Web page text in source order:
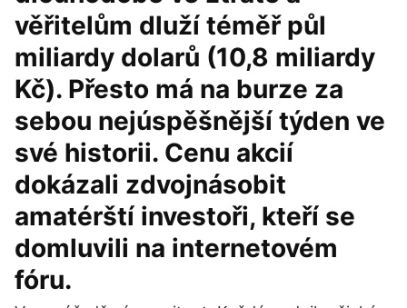
věřitelům dluží téměř půl
miliardy dolarů (10,8 miliardy
Kč). Přesto má na burze za
sebou nejúspěšnější týden ve
své historii. Cenu akcií
dokázali zdvojnásobit
amatérští investoři, kteří se
domluvili na internetovém
fóru.